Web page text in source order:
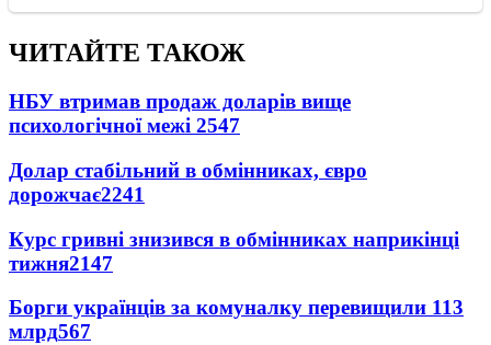
ЧИТАЙТЕ ТАКОЖ
НБУ втримав продаж доларів вище
психологічної межі 2547
Долар стабільний в обмінниках, євро
дорожчає2241
Курс гривні знизився в обмінниках наприкінці
тижня2147
Борги українців за комуналку перевищили 113
млрд567